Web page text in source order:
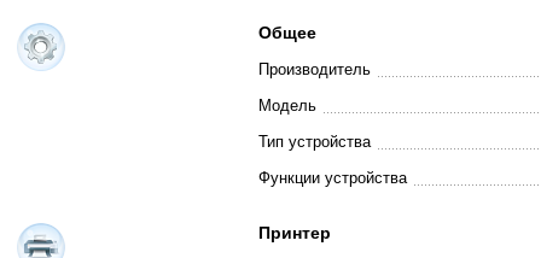
Общее
Производитель
Модель
Тип устройства
Функции устройства
Принтер